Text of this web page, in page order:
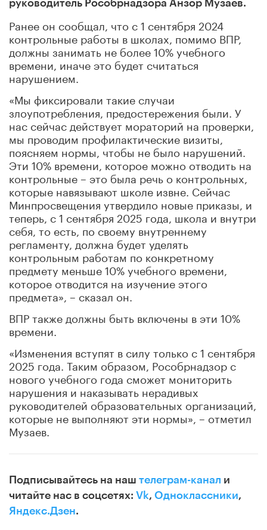
руководитель Рособрнадзора Анзор Музаев.
Ранее он сообщал, что с 1 сентября 2024
контрольные работы в школах, помимо ВПР,
должны занимать не более 10% учебного
времени, иначе это будет считаться
нарушением.
«Мы фиксировали такие случаи
злоупотребления, предостережения были. У
нас сейчас действует мораторий на проверки,
мы проводим профилактические визиты,
поясняем нормы, чтобы не было нарушений.
Эти 10% времени, которое можно отводить на
контрольные – это была речь о контрольных,
которые навязывают школе извне. Сейчас
Минпросвещения утвердило новые приказы, и
теперь, с 1 сентября 2025 года, школа и внутри
себя, то есть, по своему внутреннему
регламенту, должна будет уделять
контрольным работам по конкретному
предмету меньше 10% учебного времени,
которое отводится на изучение этого
предмета», – сказал он.
ВПР также должны быть включены в эти 10%
времени.
«Изменения вступят в силу только с 1 сентября
2025 года. Таким образом, Рособрнадзор с
нового учебного года сможет мониторить
нарушения и наказывать нерадивых
руководителей образовательных организаций,
которые не выполняют эти нормы», – отметил
Музаев.
Подписывайтесь на наш телеграм-канал и
читайте нас в соцсетях: Vk, Одноклассники,
Яндекс.Дзен.